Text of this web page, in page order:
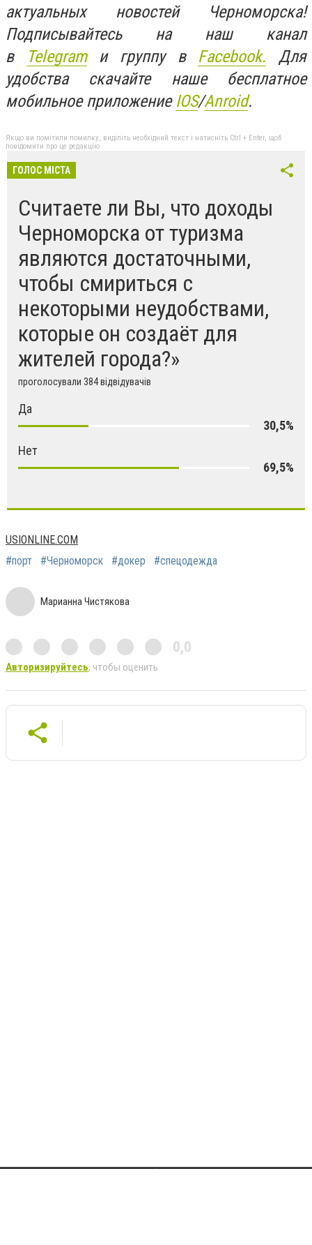
актуальных новостей Черноморска!
Подписывайтесь на наш канал
в
Telegramи группу в Facebook. Для
удобства скачайте наше бесплатное
мобильное приложение IOS/Anroid.
Якщо ви помітили помилку, виділіть необхідний текст і натисніть Ctrl + Enter, щоб
повідомити про це редакцію
ГОЛОС МІСТА
Считаете ли Вы, что доходы
Черноморска от туризма
являются достаточными,
чтобы смириться с
некоторыми неудобствами,
которые он создаёт для
жителей города?»
проголосували 384 відвідувачів
Да
30,5%
Нет
69,5%
USIONLINE.COM
#порт
#Черноморск #докер #спецодежда
Марианна Чистякова
0,0
Авторизируйтесь, чтобы оценить